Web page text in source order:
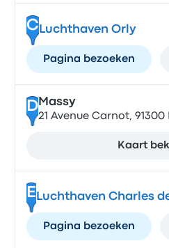
C Luchthaven Orly
Pagina bezoeken
DMassy
21 Avenue Carnot, 91300
Kaart
E Luchthaven Charles
Pagina bezoeken